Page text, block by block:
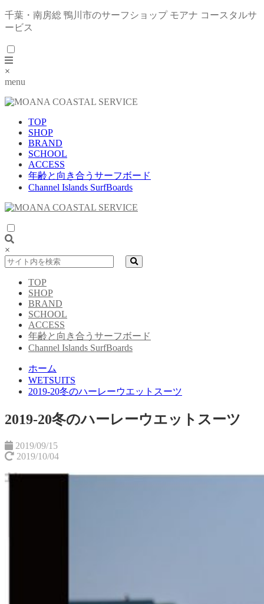
千葉・南房総 鴨川市のサーフショップ モアナ コースタルサ
ービス
×
menu
TOP
SHOP
BRAND
SCHOOL
ACCESS
年齢と向き合うサーフボード
Channel Islands SurfBoards
×
TOP
SHOP
BRAND
SCHOOL
ACCESS
年齢と向き合うサーフボード
Channel Islands SurfBoards
ホーム
WETSUITS
2019-20冬のハーレーウエットスーツ
2019-20冬のハーレーウエットスーツ
2019/09/15
2019/10/04